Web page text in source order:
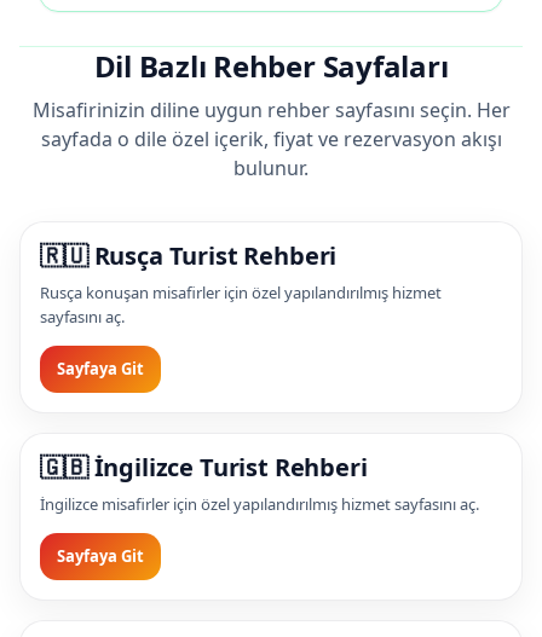
Dil Bazlı Rehber Sayfaları
Misafirinizin diline uygun rehber sayfasını seçin. Her
sayfada o dile özel içerik, fiyat ve rezervasyon akışı
bulunur.
🇷🇺 Rusça Turist Rehberi
Rusça konuşan misafirler için özel yapılandırılmış hizmet
sayfasını aç.
Sayfaya Git
🇬🇧 İngilizce Turist Rehberi
İngilizce misafirler için özel yapılandırılmış hizmet sayfasını aç.
Sayfaya Git